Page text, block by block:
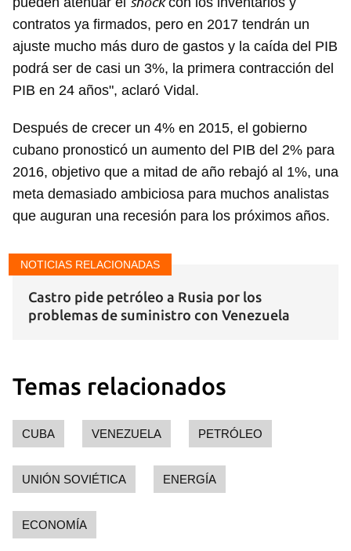
contratos ya firmados, pero en 2017 tendrán un
ajuste mucho más duro de gastos y la caída del PIB
podrá ser de casi un 3%, la primera contracción del
PIB en 24 años", aclaró Vidal.
Después de crecer un 4% en 2015, el gobierno
cubano pronosticó un aumento del PIB del 2% para
2016, objetivo que a mitad de año rebajó al 1%, una
meta demasiado ambiciosa para muchos analistas
que auguran una recesión para los próximos años.
NOTICIAS RELACIONADAS
Castro pide petróleo a Rusia por los
problemas de suministro con Venezuela
Temas relacionados
CUBA VENEZUELA PETRÓLEO
UNIÓN SOVIÉTICA ENERGÍA
ECONOMÍA